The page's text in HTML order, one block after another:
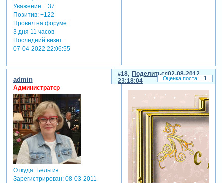
Уважение: +37
Позитив: +122
Провел на форуме:
3 дня 11 часов
Последний визит:
07-04-2022 22:06:55
Поделиться
18
02-08-2012
23:18:04
admin
Администратор
Откуда:Бельгия.
Зарегистрирован: 08-03-2011
+1